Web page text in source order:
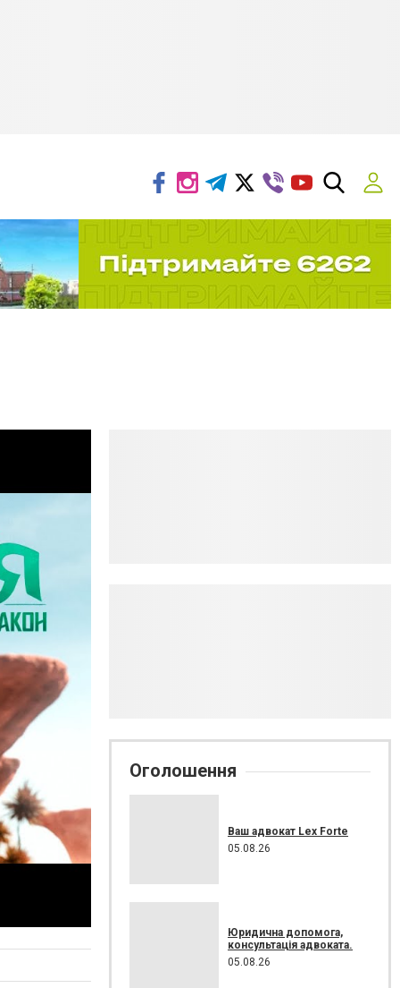
Оголошення
Ваш адвокат Lex Forte
05.08.26
Юридична допомога,
консультація адвоката.
05.08.26